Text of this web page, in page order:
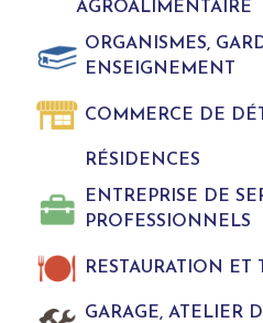
AGROALIMENTAIRE
ORGANISMES,
ENSEIGNEMENT
COMMERCE DE
RÉSIDENCES
ENTREPRISE DE
PROFESSIONNELS
RESTAURATION ET
GARAGE, ATELIER